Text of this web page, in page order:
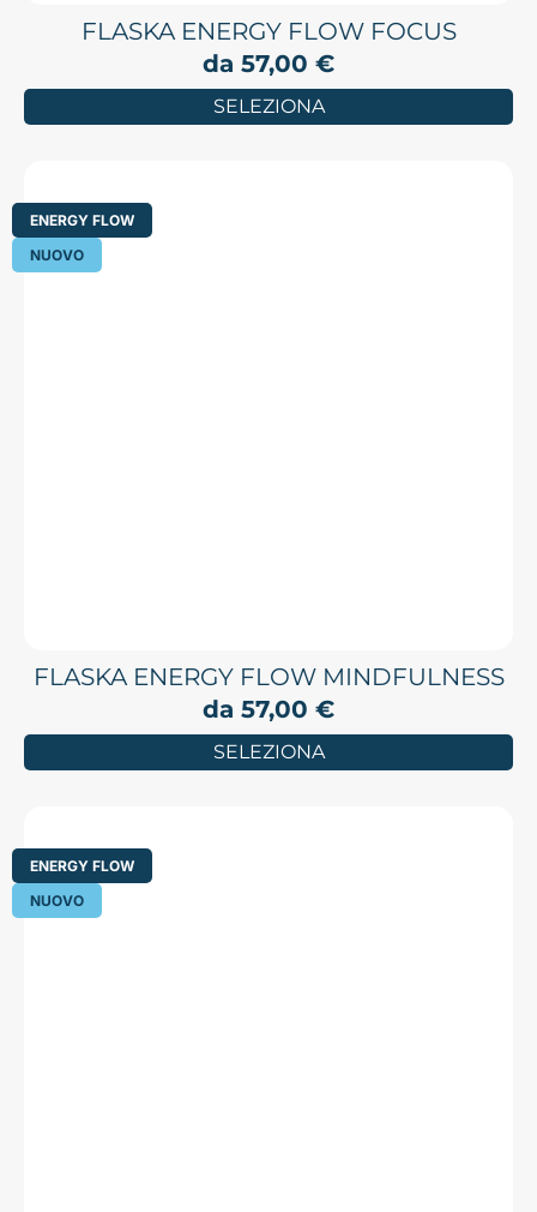
FLASKA ENERGY FLOW FOCUS
da 57,00 €
SELEZIONA
ENERGY FLOW
NUOVO
FLASKA ENERGY FLOW MINDFULNESS
da 57,00 €
SELEZIONA
ENERGY FLOW
NUOVO